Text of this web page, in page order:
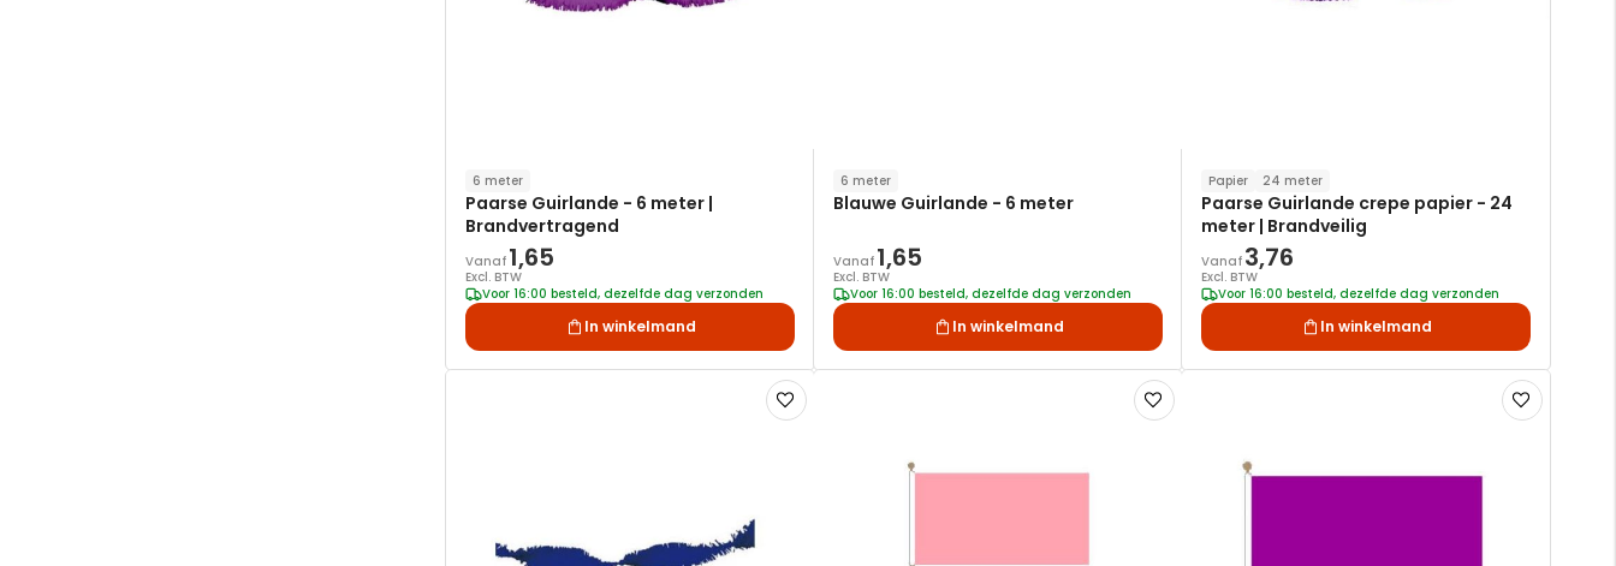
6 meter
Paarse Guirlande - 6 meter |
Brandvertragend
Vanaf 1,65
Excl. BTW
Voor 16:00 besteld, dezelfde dag verzonden
In winkelmand
6 meter
Blauwe Guirlande - 6 meter
Vanaf 1,65
Excl. BTW
Voor 16:00 besteld, dezelfde dag verzonden
In winkelmand
Papier 24 meter
Paarse Guirlande crepe papier - 24
meter | Brandveilig
Vanaf 3,76
Excl. BTW
Voor 16:00 besteld, dezelfde dag verzonden
In winkelmand
Voeg
toe
Voeg
toe
Voeg
toe